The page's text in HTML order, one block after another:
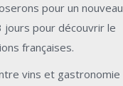
pour un nouveau
jours pour découvrir le
françaises.
vins et gastronomie